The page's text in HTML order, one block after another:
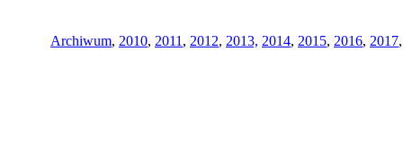
Archiwum, 2010, 2011 , 2012, 2013, 2014, 2015, 2016, 2017